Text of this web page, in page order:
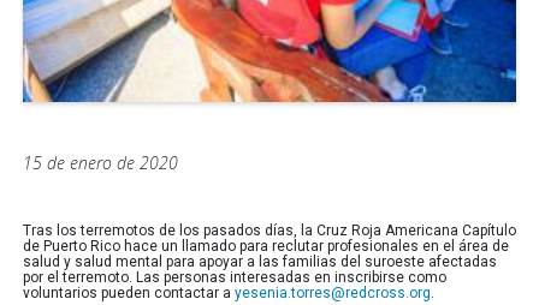
15 de enero de 2020
Tras los terremotos de los pasados días, la Cruz Roja Americana Capítulo
de Puerto Rico hace un llamado para reclutar profesionales en el área de
salud y salud mental para apoyar a las familias del suroeste afectadas
por el terremoto. Las personas interesadas en inscribirse como
voluntarios pueden contactar a yesenia.torres@redcross.org.